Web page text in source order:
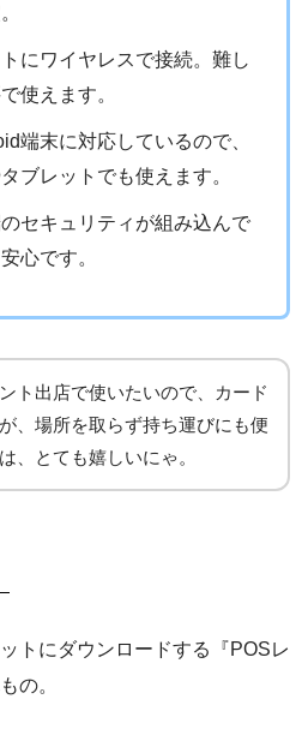
にワイヤレスで接続。難し
使えます。
端末に対応しているので、
ブレットでも使えます。
セキュリティが組み込んで
心です。
ト出店で使いたいので、カード
、場所を取らず持ち運びにも便
、とても嬉しいにゃ。
トにダウンロードする『POSレ
の。